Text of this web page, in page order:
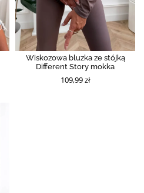
Wiskozowa bluzka ze stójką
Different Story mokka
109,99 zł